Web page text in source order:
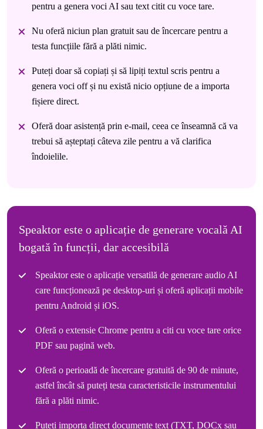
pentru a genera voci AI sau text citit cu voce tare.
Nu oferă niciun plan gratuit sau de încercare pentru a
testa funcțiile fără a plăti nimic.
Puteți doar să copiați și să lipiți textul scris pentru a
genera voci off și nu există nicio opțiune de a importa
fișiere direct.
Oferă doar asistență prin e-mail, ceea ce înseamnă că va
trebui să așteptați câteva zile pentru a vă clarifica
îndoielile.
Speaktor este o aplicație de generare vocală AI
bogată în funcții, dar accesibilă
Speaktor este o aplicație versatilă de generare audio AI
care funcționează pe desktop-uri și oferă aplicații mobile
pentru Android și iOS.
Oferă o extensie Chrome pentru a citi cu voce tare orice
PDF sau pagină web.
Oferă o perioadă de încercare gratuită de 90 de minute,
astfel încât să puteți testa caracteristicile instrumentului
fără a plăti nimic.
Puteți importa direct documente text (TXT, DOCx sau